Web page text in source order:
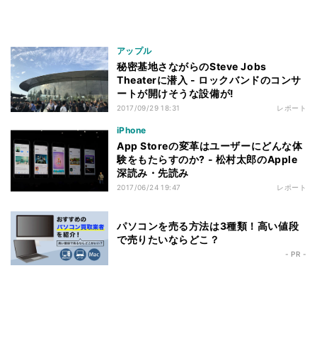
アップル
秘密基地さながらのSteve Jobs
Theaterに潜入 - ロックバンドのコンサ
ートが開けそうな設備が!
2017/09/29 18:31 レポート
iPhone
App Storeの変革はユーザーにどんな体
験をもたらすのか? - 松村太郎のApple
深読み・先読み
2017/06/24 19:47 レポート
パソコンを売る方法は3種類！高い値段
で売りたいならどこ？
- PR -